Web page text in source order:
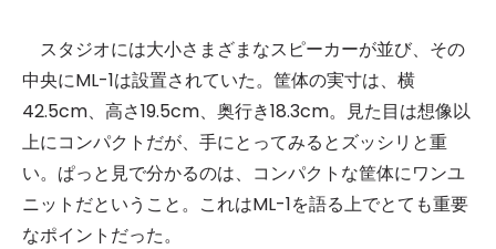
スタジオには大小さまざまなスピーカーが並び、その
中央にML-1は設置されていた。筐体の実寸は、横
42.5cm、高さ19.5cm、奥行き18.3cm。見た目は想像以
上にコンパクトだが、手にとってみるとズッシリと重
い。ぱっと見で分かるのは、コンパクトな筐体にワンユ
ニットだということ。これはML-1を語る上でとても重要
なポイントだった。